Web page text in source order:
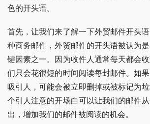
色的开头语。
首先，让我们来了解一下外贸邮件开头
种商务邮件，外贸邮件的开头语被认为
键因素之一。因为收件人通常每天都会
们只会花很短的时间阅读每封邮件。如
吸引人，可能会被立即删掉或被标记为
个引人注意的开场白可以让我们的邮件
出，增加我们的邮件被阅读的机会。